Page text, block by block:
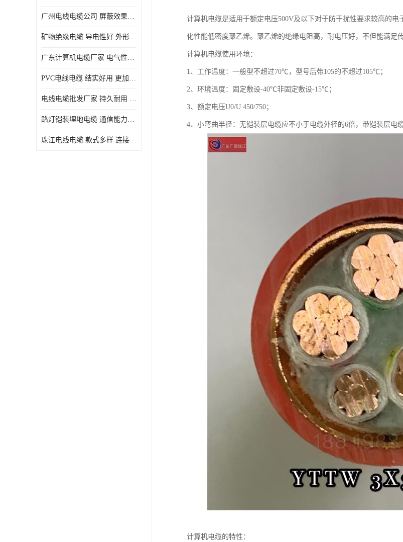
广州电线电缆公司 屏蔽效果良好 拆卸安装方便
矿物绝缘电缆 导电性好 外形美观大方
广东计算机电缆厂家 电气性能稳定 外形美观大方
PVC电线电缆 结实好用 更加省时省力
电线电缆批发厂家 持久耐用 铜芯含量高
路灯铠装埋地电缆 通信能力强 受外界干扰小
珠江电线电缆 款式多样 连接可靠安全
计算机电缆是适用于额定电压500V及以下对于防干扰性要求较高的
化性能低密度聚乙烯。聚乙烯的绝缘电阻高，耐电压好，不但能满足
计算机电缆使用环境：
1、工作温度：一般型不超过70℃，型号后带105的不超过105℃；
2、环境温度：固定敷设-40℃非固定敷设-15℃；
3、额定电压U0/U 450/750；
4、小弯曲半径：无铠装层电缆应不小于电缆外径的6倍，带铠装层电
计算机电缆的特性：